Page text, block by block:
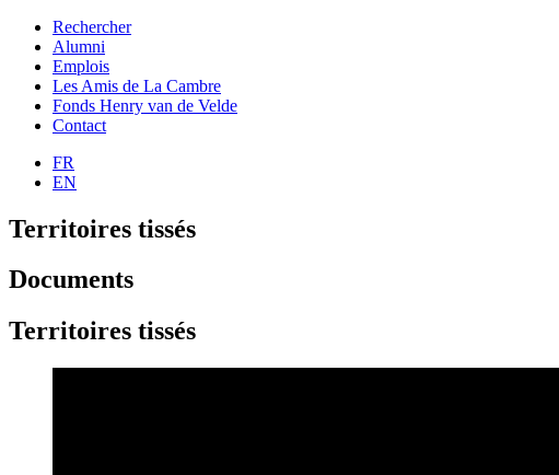
Rechercher
Alumni
Emplois
Les Amis de La Cambre
Fonds Henry van de Velde
Contact
FR
EN
Territoires tissés
Documents
Territoires tissés